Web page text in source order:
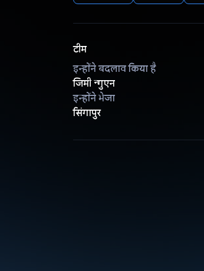
टीम
इन्होंने बदलाव किया है
जिमी न्गुएन
इन्होंने भेजा
सिंगापुर